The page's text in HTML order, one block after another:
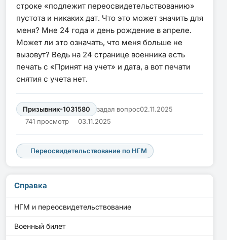
строке «подлежит переосвидетельствованию»
пустота и никаких дат. Что это может значить для
меня? Мне 24 года и день рождение в апреле.
Может ли это означать, что меня больше не
вызовут? Ведь на 24 странице военника есть
печать с «Принят на учет» и дата, а вот печати
снятия с учета нет.
Призывник-1031580 задал вопрос02.11.2025
741 просмотр
03.11.2025
Переосвидетельствование по НГМ
Справка
НГМ и переосвидетельствование
Военный билет